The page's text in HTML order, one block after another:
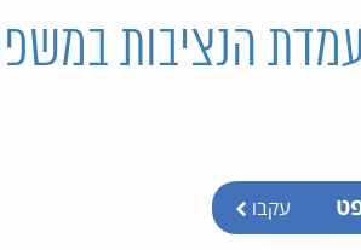
הנציבות
עקבו